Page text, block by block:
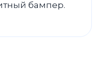
бампер.